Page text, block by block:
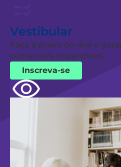
Vestibular
Faça a prova on-line e
comerciais imperdíveis.
Inscreva-se